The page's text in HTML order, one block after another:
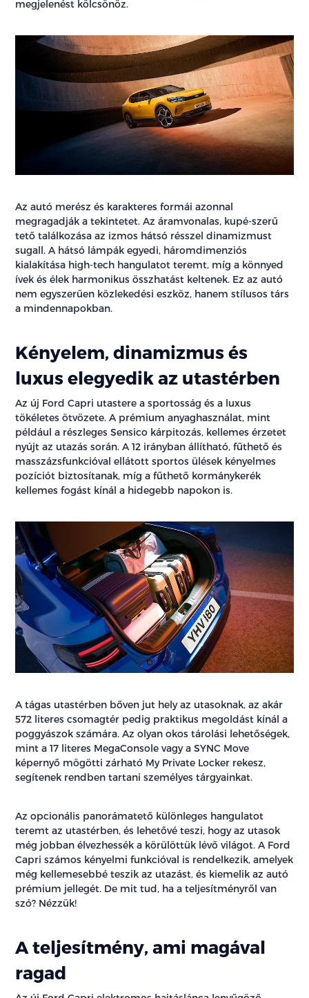
megjelenést kölcsönöz.
Az autó merész és karakteres formái azonnal
megragadják a tekintetet. Az áramvonalas, kupé-szerű
tető találkozása az izmos hátsó résszel dinamizmust
sugall. A hátsó lámpák egyedi, háromdimenziós
kialakítása high-tech hangulatot teremt, míg a könnyed
ívek és élek harmonikus összhatást keltenek. Ez az autó
nem egyszerűen közlekedési eszköz, hanem stílusos társ
a mindennapokban.
Kényelem, dinamizmus és
luxus elegyedik az utastérben
Az új Ford Capri utastere a sportosság és a luxus
tökéletes ötvözete. A prémium anyaghasználat, mint
például a részleges Sensico kárpitozás, kellemes érzetet
nyújt az utazás során. A 12 irányban állítható, fűthető és
masszázsfunkcióval ellátott sportos ülések kényelmes
pozíciót biztosítanak, míg a fűthető kormánykerék
kellemes fogást kínál a hidegebb napokon is.
A tágas utastérben bőven jut hely az utasoknak, az akár
572 literes csomagtér pedig praktikus megoldást kínál a
poggyászok számára. Az olyan okos tárolási lehetőségek,
mint a 17 literes MegaConsole vagy a SYNC Move
képernyő mögötti zárható My Private Locker rekesz,
segítenek rendben tartani személyes tárgyainkat.
Az opcionális panorámatető különleges hangulatot
teremt az utastérben, és lehetővé teszi, hogy az utasok
még jobban élvezhessék a körülöttük lévő világot. A Ford
Capri számos kényelmi funkcióval is rendelkezik, amelyek
még kellemesebbé teszik az utazást, és kiemelik az autó
prémium jellegét. De mit tud, ha a teljesítményről van
szó? Nézzük!
A teljesítmény, ami magával
ragad